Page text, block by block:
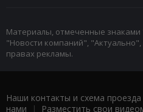
Материалы, отмеченные знаками
"Новости компаний",
правах рекламы.
Наши контакты и схема проезда
нами | Разместить свои